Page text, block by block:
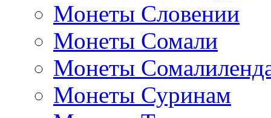
Монеты Словении
Монеты Сомали
Монеты
Монеты Суринам